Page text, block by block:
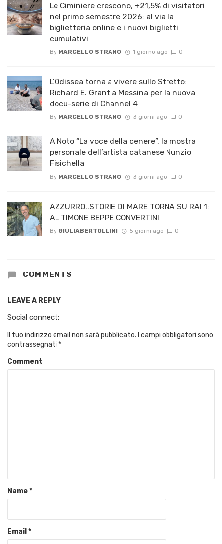
Le Ciminiere crescono, +21,5% di visitatori
nel primo semestre 2026: al via la
biglietteria online e i nuovi biglietti
cumulativi
By MARCELLO STRANO 1 giorno ago 0
L’Odissea torna a vivere sullo Stretto:
Richard E. Grant a Messina per la nuova
docu-serie di Channel 4
By MARCELLO STRANO 3 giorni ago 0
A Noto “La voce della cenere”, la mostra
personale dell’artista catanese Nunzio
Fisichella
By MARCELLO STRANO 3 giorni ago 0
AZZURRO..STORIE DI MARE TORNA SU RAI 1:
AL TIMONE BEPPE CONVERTINI
By GIULIABERTOLLINI 5 giorni ago 0
COMMENTS
LEAVE A REPLY
Social connect:
Il tuo indirizzo email non sarà pubblicato. I campi obbligatori sono
contrassegnati *
Comment
Name*
Email *